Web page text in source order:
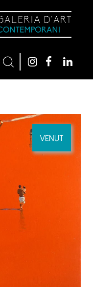
VENUT